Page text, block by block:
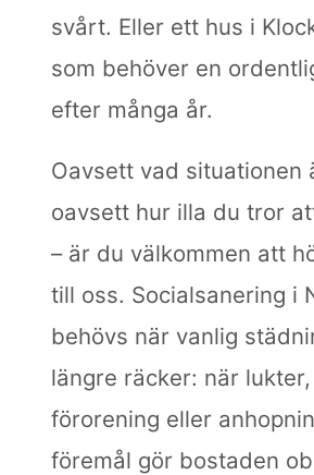
svårt. Eller ett hus i
som behöver en
efter många år.
Oavsett vad situationen
oavsett hur illa du tror
– är du välkommen att
till oss. Socialsanering i
behövs när vanlig
längre räcker: när
förorening eller
föremål gör bostaden